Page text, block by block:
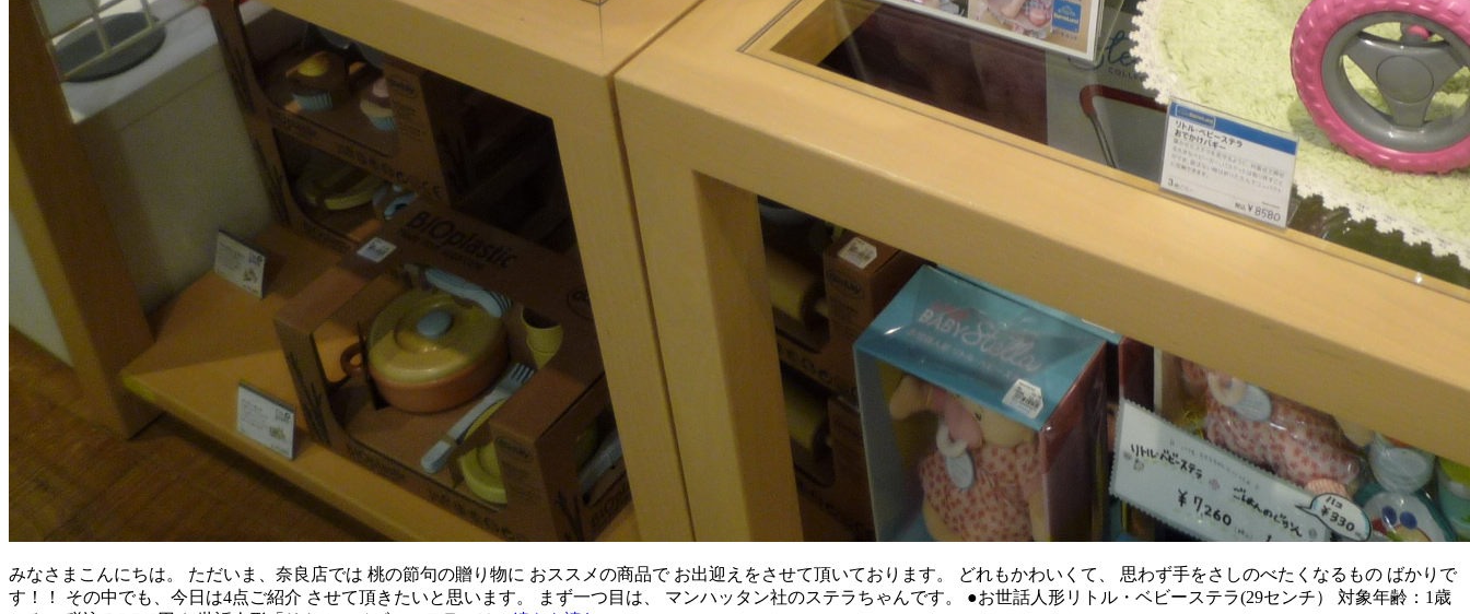
みなさまこんにちは。 ただいま、奈良店では 桃の節句の贈り物に おススメの商品で お出迎えをさせて頂いております。 どれもかわいくて、 思わず手をさしのべたくなるもの ばかりで
す！！ その中でも、今日は4点ご紹介 させて頂きたいと思います。 まず一つ目は、 マンハッタン社のステラちゃんです。 ●お世話人形リトル・ベビーステラ(29センチ） 対象年齢：1歳